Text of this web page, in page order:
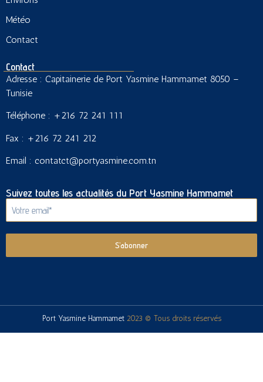
Météo
Contact
Contact
Adresse : Capitainerie de Port Yasmine Hammamet 8050 –
Tunisie
Téléphone : +216 72 241 111
Fax : +216 72 241 212
Email : contatct@portyasmine.com.tn
Suivez toutes les actualités du Port Yasmine Hammamet
S’abonner
Port Yasmine Hammamet 2023 © Tous droits réservés